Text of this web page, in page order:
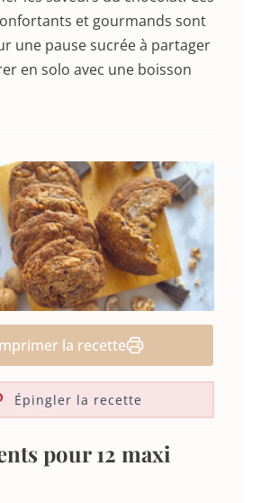
et gourmands sont
une pause sucrée à partager
en solo avec une boisson
la recette
Épingler la recette
pour 12 maxi